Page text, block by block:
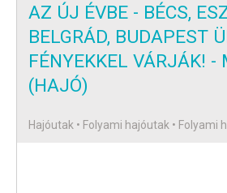
AZ ÚJ ÉVBE - BÉCS,
BELGRÁD, BUDAPEST
FÉNYEKKEL VÁRJÁK! -
(HAJÓ)
Hajóutak • Folyami hajóutak • Folyami